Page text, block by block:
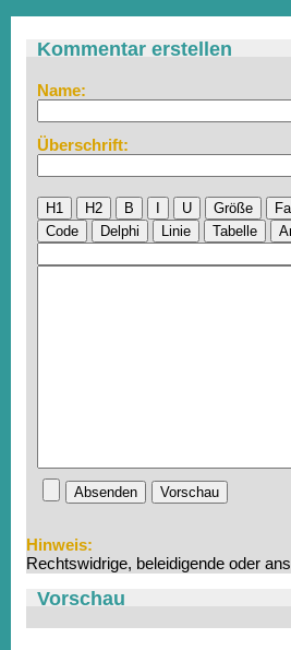
Kommentar erstellen
Name:
Überschrift:
H1 H2 B U Größe
Code
Delphi Linie Tabelle
Absenden Vorschau
Hinweis:
Rechtswidrige, beleidigende oder
Vorschau